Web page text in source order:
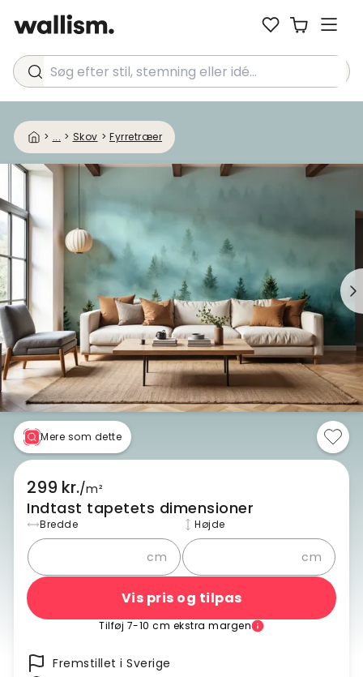
Søg efter stil, stemning eller idé...
> ... > Skov > Fyrretræer
Mere som dette
299 kr./m²
Indtast tapetets dimensioner
Bredde
cm
Højde
cm
Vis pris og tilpas
Tilføj 7-10 cm ekstra margen
Fremstillet i Sverige